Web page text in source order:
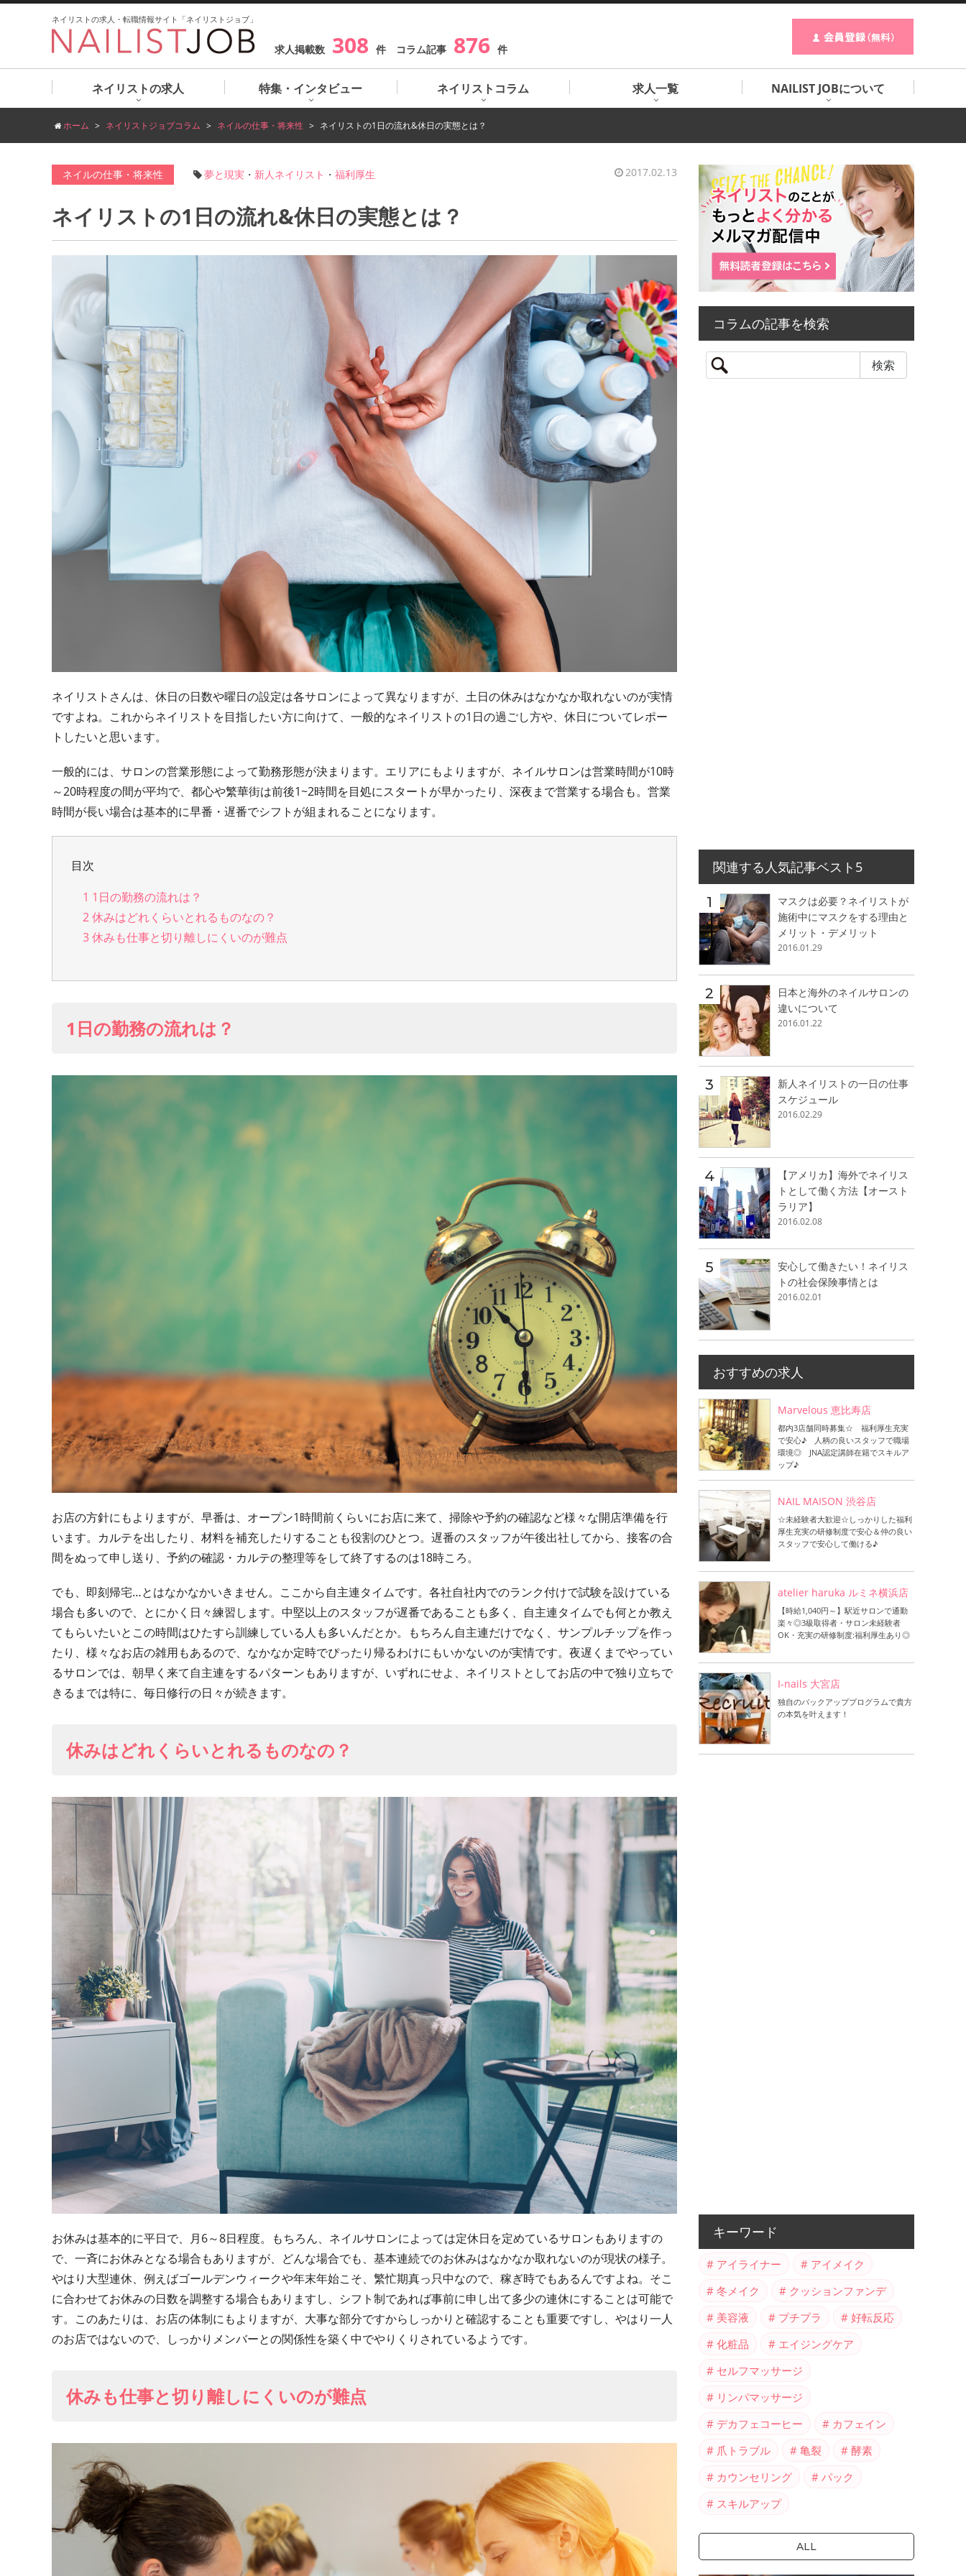
ネイリストの求人・転職情報サイト「ネイリストジョブ」
求人掲載数 308 件 コラム記事 876 件
ネイリストの求人 特集・インタビュー ネイリストコラム 求人一覧 NAILIST JOBについて
ホーム ネイリストジョブコラム ネイルの仕事・将来性 ネイリストの1日の流れ&休日の実態とは？
ネイルの仕事・将来性 夢と現実 ・ 新人ネイリスト ・ 福利厚生 2017.02.13
ネイリストの1日の流れ&休日の実態とは？
ネイリストさんは、休日の日数や曜日の設定は各サロンによって異なりますが、土日の休みはなかなか取れないのが実情
ですよね。これからネイリストを目指したい方に向けて、一般的なネイリストの1日の過ごし方や、休日についてレポー
トしたいと思います。
一般的には、サロンの営業形態によって勤務形態が決まります。エリアにもよりますが、ネイルサロンは営業時間が10時
～20時程度の間が平均で、都心や繁華街は前後1~2時間を目処にスタートが早かったり、深夜まで営業する場合も。営業
時間が長い場合は基本的に早番・遅番でシフトが組まれることになります。
目次
1 1日の勤務の流れは？
2休みはどれくらいとれるものなの？
3休みも仕事と切り離しにくいのが難点
1日の勤務の流れは？
お店の方針にもよりますが、早番は、オープン1時間前くらいにお店に来て、掃除や予約の確認など様々な開店準備を行
います。カルテを出したり、材料を補充したりすることも役割のひとつ。遅番のスタッフが午後出社してから、接客の合
間をぬって申し送り、予約の確認・カルテの整理等をして終了するのは18時ころ。
でも、即刻帰宅…とはなかなかいきません。ここから自主連タイムです。各社自社内でのランク付けで試験を設けている
場合も多いので、とにかく日々練習します。中堅以上のスタッフが遅番であることも多く、自主連タイムでも何とか教え
てもらいたいとこの時間はひたすら訓練している人も多いんだとか。もちろん自主連だけでなく、サンプルチップを作っ
たり、様々なお店の雑用もあるので、なかなか定時でぴったり帰るわけにもいかないのが実情です。夜遅くまでやってい
るサロンでは、朝早く来て自主連をするパターンもありますが、いずれにせよ、ネイリストとしてお店の中で独り立ちで
きるまでは特に、毎日修行の日々が続きます。
休みはどれくらいとれるものなの？
お休みは基本的に平日で、月6～8日程度。もちろん、ネイルサロンによっては定休日を定めているサロンもありますの
で、一斉にお休みとなる場合もありますが、どんな場合でも、基本連続でのお休みはなかなか取れないのが現状の様子。
やはり大型連休、例えばゴールデンウィークや年末年始こそ、繁忙期真っ只中なので、稼ぎ時でもあるんですよね。そこ
に合わせてお休みの日数を調整する場合もありますし、シフト制であれば事前に申し出て多少の連休にすることは可能で
す。このあたりは、お店の体制にもよりますが、大事な部分ですからしっかりと確認することも重要ですし、やはり一人
のお店ではないので、しっかりメンバーとの関係性を築く中でやりくりされているようです。
休みも仕事と切り離しにくいのが難点
コラムの記事を検索
関連する人気記事ベスト5
マスクは必要？ネイリストが
施術中にマスクをする理由と
メリット・デメリット
2016.01.29
日本と海外のネイルサロンの
違いについて
2016.01.22
新人ネイリストの一日の仕事
スケジュール
2016.02.29
【アメリカ】海外でネイリス
トとして働く方法【オースト
ラリア】
2016.02.08
安心して働きたい！ネイリス
トの社会保険事情とは
2016.02.01
おすすめの求人
Marvelous 恵比寿店
都内3店舗同時募集☆ 福利厚生充実
で安心♪ 人柄の良いスタッフで職場
環境◎ JNA認定講師在籍でスキルア
ップ♪
NAIL MAISON 渋谷店
☆未経験者大歓迎☆しっかりした福利
厚生充実の研修制度で安心＆仲の良い
スタッフで安心して働ける♪
atelier haruka ルミネ横浜店
【時給1,040円～】駅近サロンで通勤
楽々◎3級取得者・サロン未経験者
OK・充実の研修制度:福利厚生あり◎
I-nails 大宮店
独自のバックアッププログラムで貴方
の本気を叶えます！
キーワード
アイライナー
アイメイク
冬メイク
クッションファンデ
美容液
プチプラ
好転反応
化粧品
エイジングケア
セルフマッサージ
リンパマッサージ
デカフェコーヒー
カフェイン
爪トラブル
亀裂
酵素
カウンセリング
パック
スキルアップ
ALL